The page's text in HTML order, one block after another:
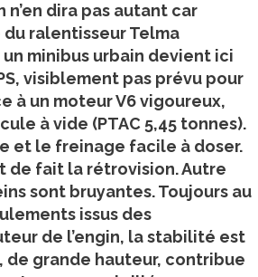
dira pas autant car
ralentisseur Telma
minibus urbain devient ici
visiblement pas prévu pour
à un moteur V6 vigoureux,
à vide (PTAC 5,45 tonnes).
et le freinage facile à doser.
de fait la rétrovision. Autre
sont bruyantes. Toujours au
issus des
de l’engin, la stabilité est
grande hauteur, contribue